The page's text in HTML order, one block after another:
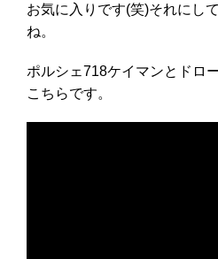
お気に入りです(笑)それにし
ね。
ポルシェ718ケイマンとドロ
こちらです。